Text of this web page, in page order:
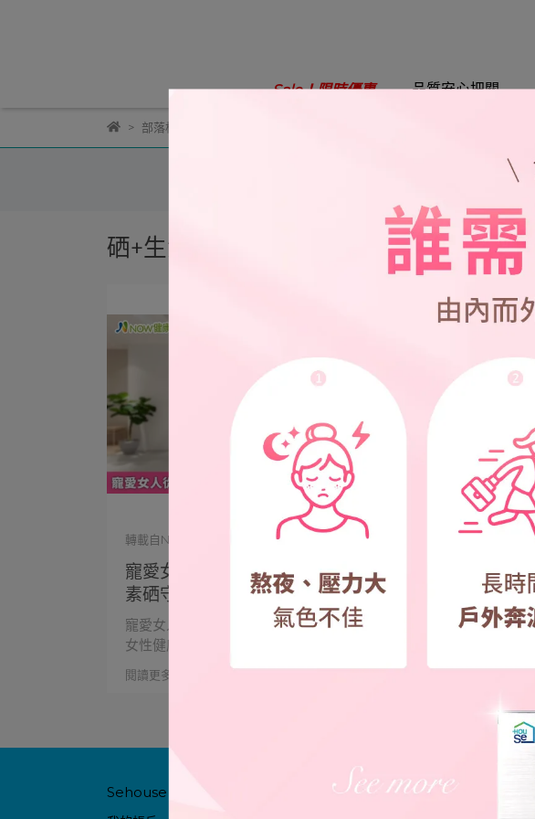
Sale！限時優惠 品質安心把關
部落格
硒+生活誌
寵愛女人從免疫開始 適時補充微量元
素硒守護女性健康｜NOW健康
轉載自NOW健康 | 2026-05-08
寵愛女人從免疫開始 適時補充微量元素硒守護
女性健康｜NOW健⋯
閱讀更多 ->
Sehouse 好硒家 聯絡資訊